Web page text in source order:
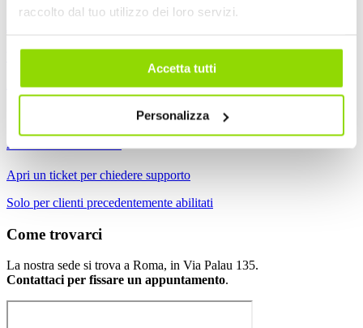
raccolto dal tuo utilizzo dei loro servizi.
Accetta tutti
Personalizza
Attivo durante l'orario lavorativo
Assistenza Clienti
Apri un ticket per chiedere supporto
Solo per clienti precedentemente abilitati
Come trovarci
La nostra sede si trova a Roma, in Via Palau 135.
Contattaci per fissare un appuntamento.